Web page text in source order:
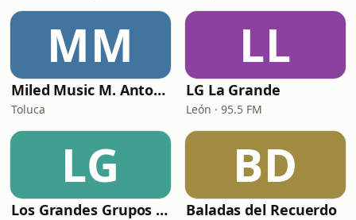
MM
Miled Music M. Antonio Solís
Toluca
LL
LG La Grande
León · 95.5 FM
LG
Los Grandes Grupos Radio
BD
Baladas del Recuerdo